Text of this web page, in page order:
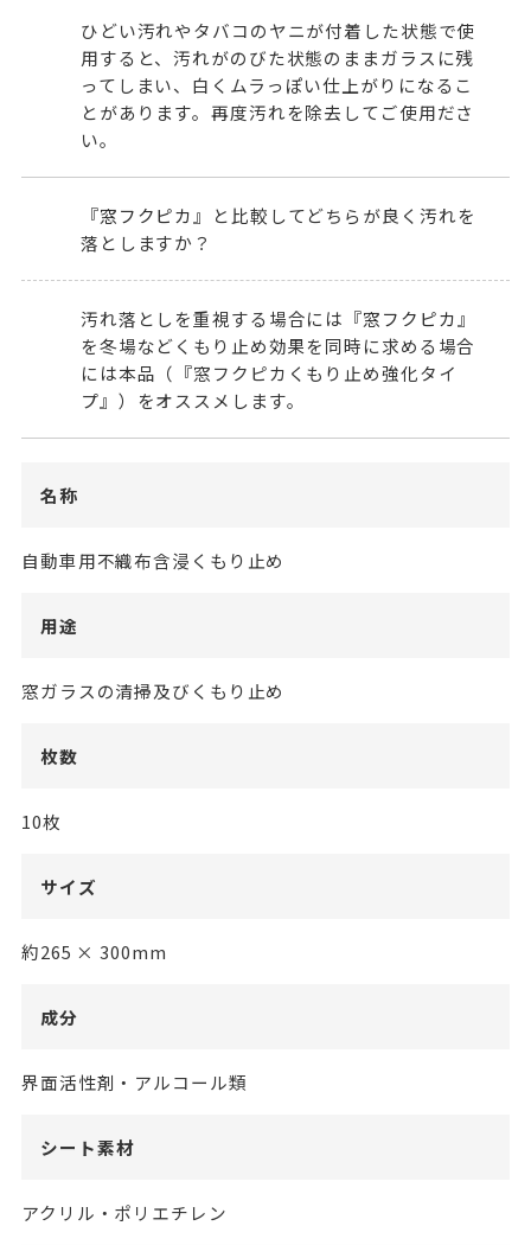
ひどい汚れやタバコのヤニが付着した状態で使
用すると、汚れがのびた状態のままガラスに残
ってしまい、白くムラっぽい仕上がりになるこ
とがあります。再度汚れを除去してご使用ださ
い。
『窓フクピカ 』と比較してどちらが良く汚れを
落としますか？
汚れ落としを重視する場合には『窓フクピカ 』
を冬場などくもり止め効果を同時に求める場合
には本品（『窓フクピカくもり止め強化タイ
プ』）をオススメします。
名称
自動車用不織布含浸くもり止め
用途
窓ガラスの清掃及びくもり止め
枚数
10枚
サイズ
約265 × 300mm
成分
界面活性剤・アルコール類
シート素材
アクリル・ポリエチレン